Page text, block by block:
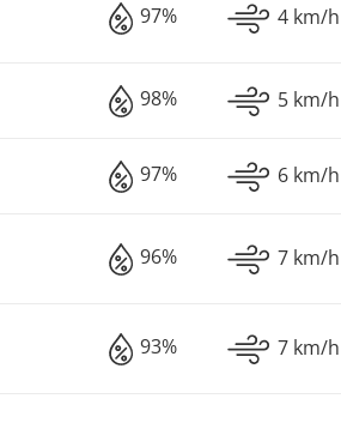
97% 4 km/h
98% 5 km/h
97% 6 km/h
96% 7 km/h
93% 7 km/h